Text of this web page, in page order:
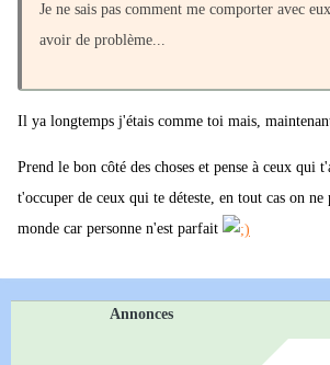
Je ne sais pas comment me comporter avec
avoir de problème...
Il ya longtemps j'étais comme toi mais,
Prend le bon côté des choses et pense à ceux qui
t'occuper de ceux qui te déteste, en tout cas on
monde car personne n'est parfait
Annonces